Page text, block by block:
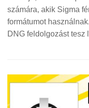
számára, akik Sigma
formátumot
DNG feldolgozást tesz